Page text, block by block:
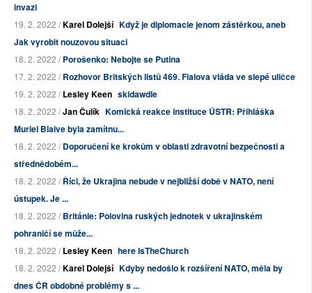
invazi
19. 2. 2022 /Karel Dolejší Když je diplomacie jenom zástěrkou, aneb
Jak vyrobit nouzovou situaci
18. 2. 2022 /Porošenko: Nebojte se Putina
17. 2. 2022 /Rozhovor Britských listů 469. Fialova vláda ve slepé uličce
19. 2. 2022 /Lesley Keen skidawdle
18. 2. 2022 /Jan Čulík Komická reakce instituce ÚSTR: Přihláška
Muriel Blaive byla zamítnu...
18. 2. 2022 /Doporučení ke krokům v oblasti zdravotní bezpečnosti a
střednědobém...
18. 2. 2022 /Říci, že Ukrajina nebude v nejbližší době v NATO, není
ústupek. Je ...
18. 2. 2022 /Británie: Polovina ruských jednotek v ukrajinském
pohraničí se může...
18. 2. 2022 /Lesley Keen here IsTheChurch
18. 2. 2022 /Karel Dolejší Kdyby nedošlo k rozšíření NATO, měla by
dnes ČR obdobné problémy s ...